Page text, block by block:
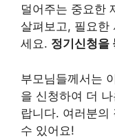
덜어주는 중요한
살펴보고, 필요한
세요. 정기신청을
부모님들께서는
을 신청하여 더
랍니다. 여러분의
수 있어요!